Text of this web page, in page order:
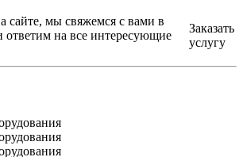
сайте, мы свяжемся с вами в
на все интересующие
Заказать
услугу